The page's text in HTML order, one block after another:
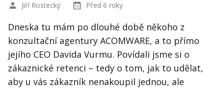
Jiří Rostecký Před 6 roky
Dneska tu mám po dlouhé době někoho z
konzultační agentury ACOMWARE, a to přímo
jejího CEO Davida Vurmu. Povídali jsme si o
zákaznické retenci – tedy o tom, jak to udělat,
aby u vás zákazník nenakoupil jednou, ale